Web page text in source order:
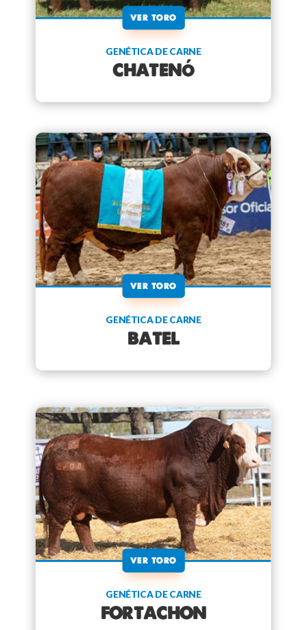
VER TORO
GENÉTICA DE CARNE
CHATENÓ
VER TORO
GENÉTICA DE CARNE
BATEL
VER TORO
GENÉTICA DE CARNE
FORTACHON